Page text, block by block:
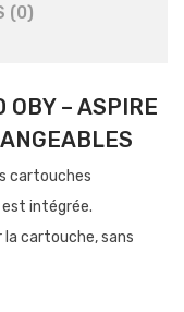
(0)
OBY – ASPIRE
cartouches
intégrée.
la cartouche, sans